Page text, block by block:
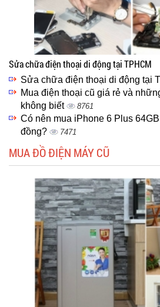
Sửa chữa điện thoại di động tại TPHCM
Sửa chữa điện thoại di động tại
Mua điện thoại cũ giá rẻ và
không biết
8761
Có nên mua iPhone 6 Plus
đồng?
7471
MUA ĐỒ ĐIỆN MÁY CŨ